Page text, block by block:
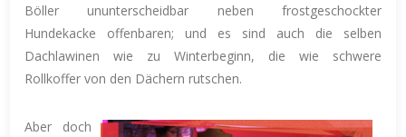
Böller ununterscheidbar neben frostgeschockter
Hundekacke offenbaren; und es sind auch die selben
Dachlawinen wie zu Winterbeginn, die wie schwere
Rollkoffer von den Dächern rutschen.
Aber doch